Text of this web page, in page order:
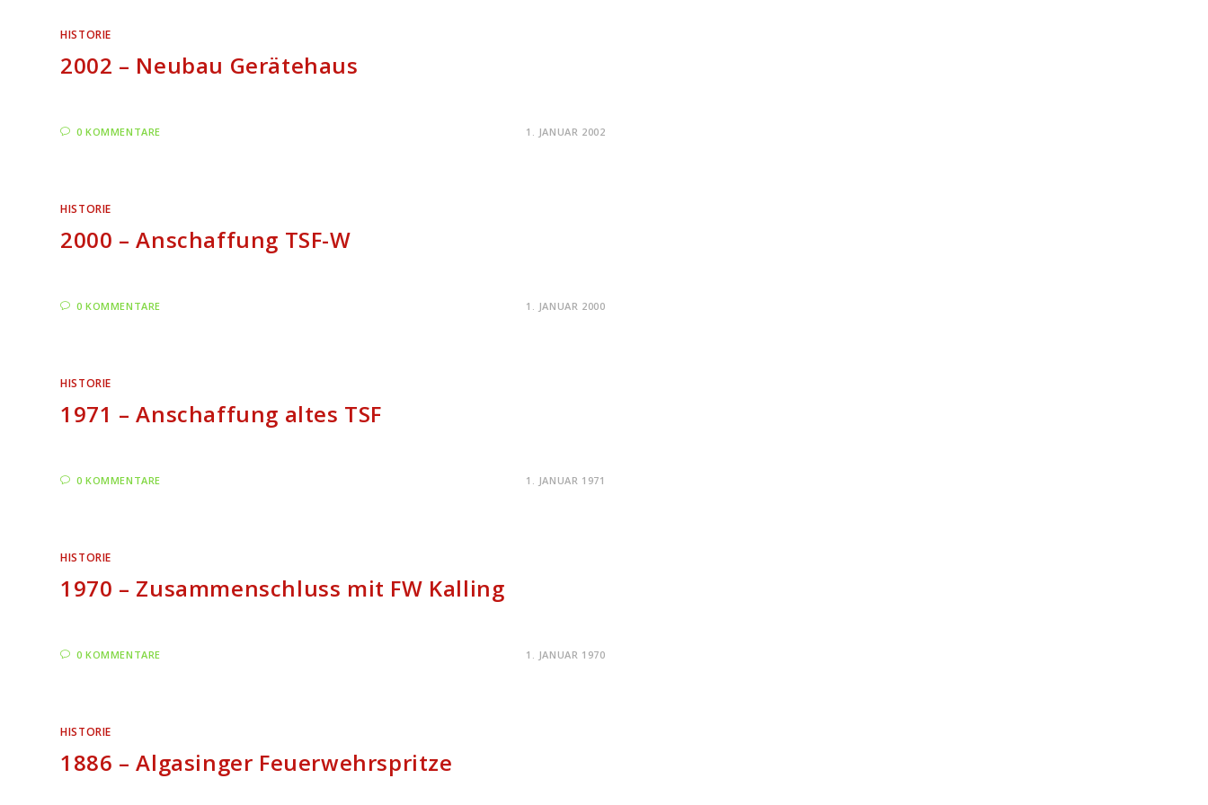
HISTORIE
2002 – Neubau Gerätehaus
0 KOMMENTARE 1. JANUAR 2002
HISTORIE
2000 – Anschaffung TSF-W
0 KOMMENTARE 1. JANUAR 2000
HISTORIE
1971 – Anschaffung altes TSF
0 KOMMENTARE 1. JANUAR 1971
HISTORIE
1970 – Zusammenschluss mit FW Kalling
0 KOMMENTARE 1. JANUAR 1970
HISTORIE
1886 – Algasinger Feuerwehrspritze